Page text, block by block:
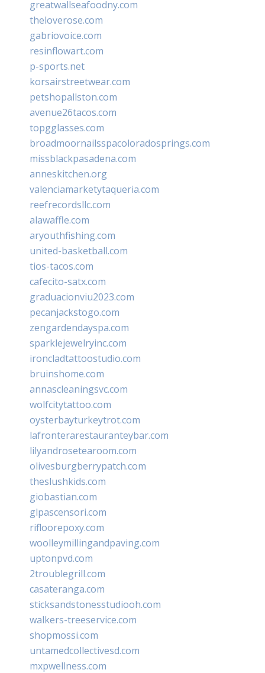
greatwallseafoodny.com
theloverose.com
gabriovoice.com
resinflowart.com
p-sports.net
korsairstreetwear.com
petshopallston.com
avenue26tacos.com
topgglasses.com
broadmoornailsspacoloradosprings.com
missblackpasadena.com
anneskitchen.org
valenciamarketytaqueria.com
reefrecordsllc.com
alawaffle.com
aryouthfishing.com
united-basketball.com
tios-tacos.com
cafecito-satx.com
graduacionviu2023.com
pecanjackstogo.com
zengardendayspa.com
sparklejewelryinc.com
ironcladtattoostudio.com
bruinshome.com
annascleaningsvc.com
wolfcitytattoo.com
oysterbayturkeytrot.com
lafronterarestauranteybar.com
lilyandrosetearoom.com
olivesburgberrypatch.com
theslushkids.com
giobastian.com
glpascensori.com
rifloorepoxy.com
woolleymillingandpaving.com
uptonpvd.com
2troublegrill.com
casateranga.com
sticksandstonesstudiooh.com
walkers-treeservice.com
shopmossi.com
untamedcollectivesd.com
mxpwellness.com